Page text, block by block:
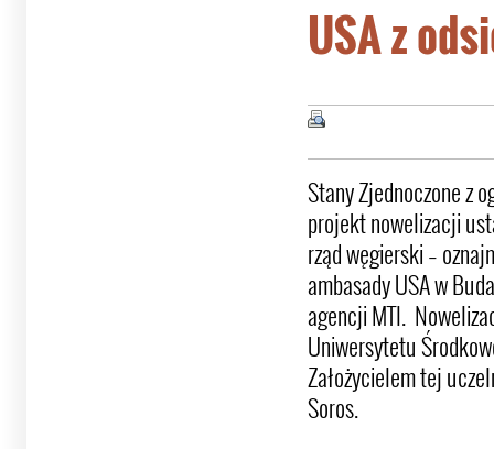
USA z
Stany Zjednoczone z
projekt nowelizacji
rząd węgierski –
ambasady USA w
agencji MTI.
Uniwersytetu
Założycielem tej
Soros.